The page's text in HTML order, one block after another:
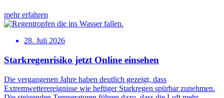
mehr erfahren
28. Juli 2026
Starkregenrisiko jetzt Online einsehen
Die vergangenen Jahre haben deutlich gezeigt, dass
Extremwetterereignisse wie heftiger Starkregen spürbar zunehmen.